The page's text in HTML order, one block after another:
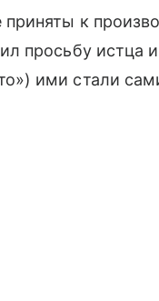
к
просьбу истца
ими стали